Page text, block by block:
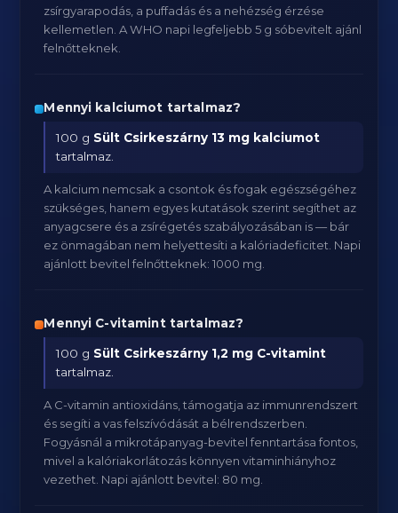
zsírgyarapodás, a puffadás és a nehézség érzése
kellemetlen. A WHO napi legfeljebb 5 g sóbevitelt ajánl
felnőtteknek.
Mennyi kalciumot tartalmaz?
100 g Sült Csirkeszárny 13 mg kalciumot
tartalmaz.
A kalcium nemcsak a csontok és fogak egészségéhez
szükséges, hanem egyes kutatások szerint segíthet az
anyagcsere és a zsírégetés szabályozásában is — bár
ez önmagában nem helyettesíti a kalóriadeficitet. Napi
ajánlott bevitel felnőtteknek: 1000 mg.
Mennyi C-vitamint tartalmaz?
100 g Sült Csirkeszárny 1,2 mg C-vitamint
tartalmaz.
A C-vitamin antioxidáns, támogatja az immunrendszert
és segíti a vas felszívódását a bélrendszerben.
Fogyásnál a mikrotápanyag-bevitel fenntartása fontos,
mivel a kalóriakorlátozás könnyen vitaminhiányhoz
vezethet. Napi ajánlott bevitel: 80 mg.